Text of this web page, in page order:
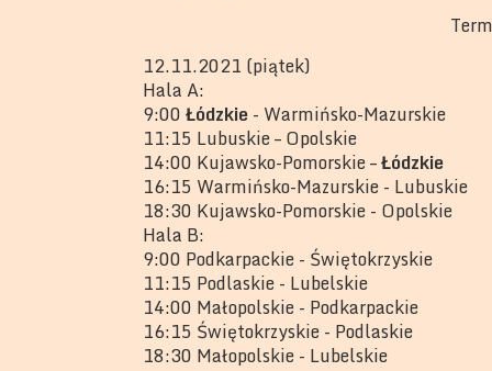
12.11.2021 (piątek)
Hala A:
9:00Łódzkie- Warmińsko-Mazurskie
11:15 Lubuskie – Opolskie
14:00 Kujawsko-Pomorskie –Łódzkie
16:15 Warmińsko-Mazurskie - Lubuskie
18:30 Kujawsko-Pomorskie - Opolskie
Hala B:
9:00 Podkarpackie - Świętokrzyskie
11:15 Podlaskie - Lubelskie
14:00 Małopolskie - Podkarpackie
16:15 Świętokrzyskie - Podlaskie
18:30 Małopolskie - Lubelskie